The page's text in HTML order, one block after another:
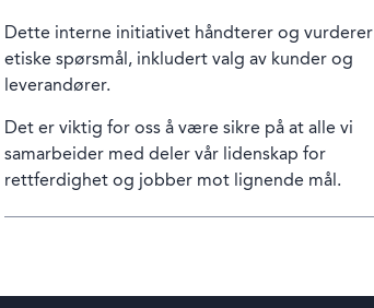
Dette interne initiativet håndterer og vurderer
etiske spørsmål, inkludert valg av kunder og
leverandører.
Det er viktig for oss å være sikre på at alle vi
samarbeider med deler vår lidenskap for
rettferdighet og jobber mot lignende mål.